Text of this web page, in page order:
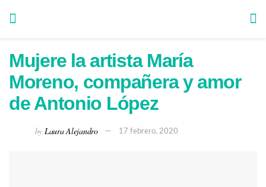
Mujere la artista María
Moreno, compañera y amor
de Antonio López
by Laura Alejandro 17 febrero, 2020